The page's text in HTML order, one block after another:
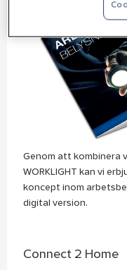
Genom att kombinera
WORKLIGHT kan vi
koncept inom
digital version.
Connect 2 Home